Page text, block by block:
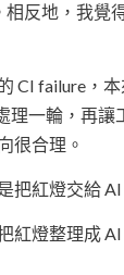
相反地，我覺
CI failure，
理一輪，再讓
很合理。
把紅燈交給 AI
紅燈整理成